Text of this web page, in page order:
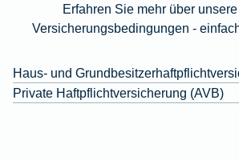
Erfahren Sie mehr über
Versicherungsbedingungen -
Haus- und
Private Haftpflichtversicherung (AVB)